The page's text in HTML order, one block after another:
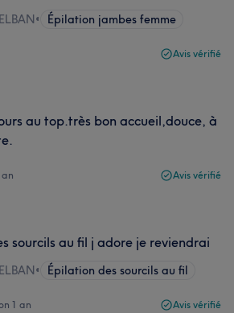
• Épilation jambes femme
Avis vérifié
au top.très bon accueil,douce, à
an Avis vérifié
sourcils au fil j adore je reviendrai
• Épilation des sourcils au fil
1 an Avis vérifié